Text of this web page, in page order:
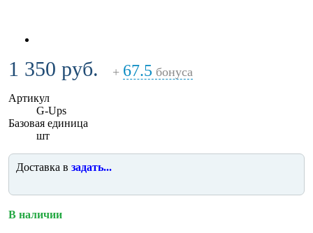
1 350 руб. + 67.5 бонуса
Артикул
G-Ups
Базовая единица
шт
Доставка в задать...
В наличии